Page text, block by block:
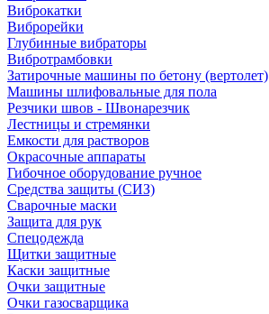
Виброкатки
Виброрейки
Глубинные вибраторы
Вибротрамбовки
Затирочные машины по бетону (вертолет)
Машины шлифовальные для пола
Резчики швов - Швонарезчик
Лестницы и стремянки
Емкости для растворов
Окрасочные аппараты
Гибочное оборудование ручное
Средства защиты (СИЗ)
Сварочные маски
Защита для рук
Спецодежда
Щитки защитные
Каски защитные
Очки защитные
Очки газосварщика